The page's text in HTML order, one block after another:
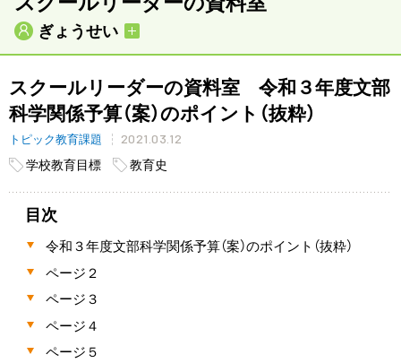
ぎょうせい
スクールリーダーの資料室 令和３年度文部
科学関係予算（案）のポイント（抜粋）
トピック教育課題
2021.03.12
学校教育目標
教育史
目次
令和３年度文部科学関係予算（案）のポイント（抜粋）
ページ２
ページ３
ページ４
ページ５